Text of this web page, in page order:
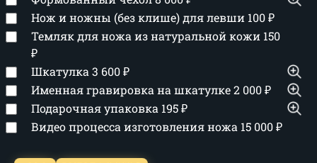
Нож и ножны (без клише) для левши 100₽
Темляк для ножа из натуральной кожи 150
₽
Шкатулка 3 600₽
Именная гравировка на шкатулке2 000₽
Подарочная упаковка 195₽
Видео процесса изготовления ножа 15 000₽